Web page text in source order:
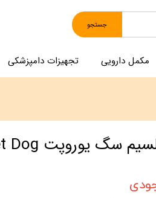
مکمل دارویی تجهیزات دامپزشکی
جستجو